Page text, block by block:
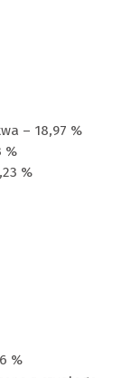
– 18,97 %
%
%
%